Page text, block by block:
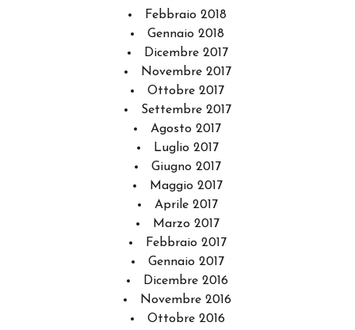
Febbraio 2018
Gennaio 2018
Dicembre 2017
Novembre 2017
Ottobre 2017
Settembre 2017
Agosto 2017
Luglio 2017
Giugno 2017
Maggio 2017
Aprile 2017
Marzo 2017
Febbraio 2017
Gennaio 2017
Dicembre 2016
Novembre 2016
Ottobre 2016